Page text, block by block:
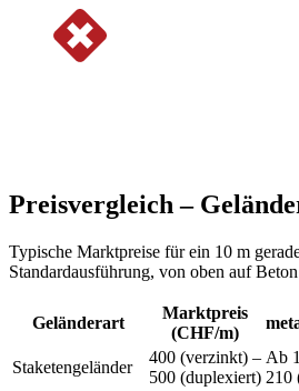
Preisvergleich –
Typische Marktpreise für ein 10 m
Standardausführung, von oben auf
Geländerart
Marktpreis
(CHF/m)
Staketengeländer
400 (verzinkt) –
500 (duplexiert)
Ab
210